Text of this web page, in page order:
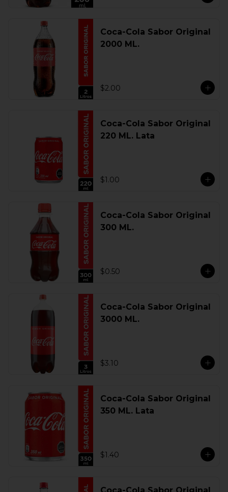
Coca-Cola Sabor Original
2000 ML.
$2.00
Coca-Cola Sabor Original
220 ML. Lata
$1.00
Coca-Cola Sabor Original
300 ML.
$0.50
Coca-Cola Sabor Original
3000 ML.
$3.10
Coca-Cola Sabor Original
350 ML. Lata
$1.40